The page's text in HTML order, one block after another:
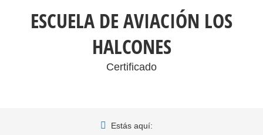
ESCUELA DE AVIACIÓN LOS
HALCONES
Certificado
Estás aquí: